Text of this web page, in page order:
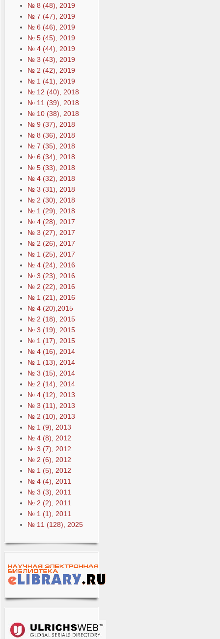
№ 8 (48), 2019
№ 7 (47), 2019
№ 6 (46), 2019
№ 5 (45), 2019
№ 4 (44), 2019
№ 3 (43), 2019
№ 2 (42), 2019
№ 1 (41), 2019
№ 12 (40), 2018
№ 11 (39), 2018
№ 10 (38), 2018
№ 9 (37), 2018
№ 8 (36), 2018
№ 7 (35), 2018
№ 6 (34), 2018
№ 5 (33), 2018
№ 4 (32), 2018
№ 3 (31), 2018
№ 2 (30), 2018
№ 1 (29), 2018
№ 4 (28), 2017
№ 3 (27), 2017
№ 2 (26), 2017
№ 1 (25), 2017
№ 4 (24), 2016
№ 3 (23), 2016
№ 2 (22), 2016
№ 1 (21), 2016
№ 4 (20),2015
№ 2 (18), 2015
№ 3 (19), 2015
№ 1 (17), 2015
№ 4 (16), 2014
№ 1 (13), 2014
№ 3 (15), 2014
№ 2 (14), 2014
№ 4 (12), 2013
№ 3 (11), 2013
№ 2 (10), 2013
№ 1 (9), 2013
№ 4 (8), 2012
№ 3 (7), 2012
№ 2 (6), 2012
№ 1 (5), 2012
№ 4 (4), 2011
№ 3 (3), 2011
№ 2 (2), 2011
№ 1 (1), 2011
№ 11 (128), 2025